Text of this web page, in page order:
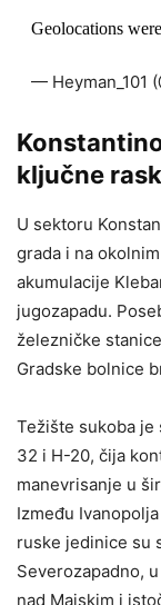
Geolocations
— Heyman_101
ključne
U sektoru
grada i na
akumulacije
jugozapadu.
železničke
Gradske bolnice
Težište sukoba je
32 i H-20, čija
manevrisanje u
Između
ruske jedinice su
Severozapadno,
nad Majskim i